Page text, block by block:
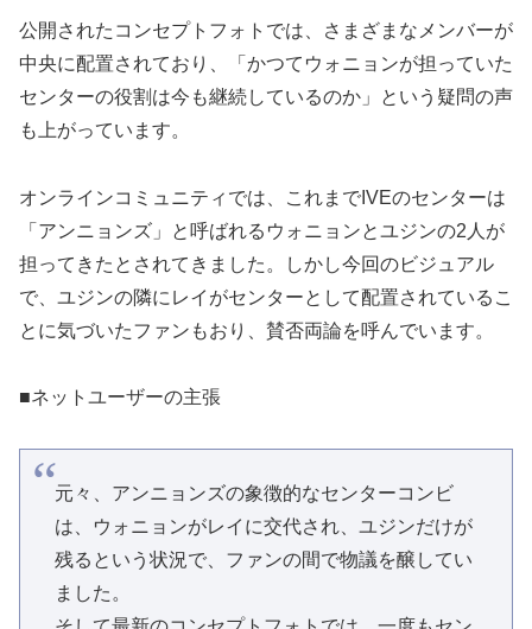
公開されたコンセプトフォトでは、さまざまなメンバーが
中央に配置されており、「かつてウォニョンが担っていた
センターの役割は今も継続しているのか」という疑問の声
も上がっています。
オンラインコミュニティでは、これまでIVEのセンターは
「アンニョンズ」と呼ばれるウォニョンとユジンの2人が
担ってきたとされてきました。しかし今回のビジュアル
で、ユジンの隣にレイがセンターとして配置されているこ
とに気づいたファンもおり、賛否両論を呼んでいます。
■ネットユーザーの主張
元々、アンニョンズの象徴的なセンターコンビ
は、ウォニョンがレイに交代され、ユジンだけが
残るという状況で、ファンの間で物議を醸してい
ました。